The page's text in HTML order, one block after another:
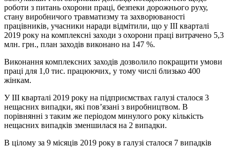
роботи з питань охорони праці, безпеки дорожнього руху,
стану виробничого травматизму та захворюваності
працівників, учасники наради відмітили, що у ІІІ кварталі
2019 року на комплексні заходи з охорони праці витрачено 5,3
млн. грн., план заходів виконано на 147 %.
Виконання комплексних заходів дозволило покращити умови
праці для 1,0 тис. працюючих, у тому числі близько 400
жінкам.
У ІІІ кварталі 2019 року на підприємствах галузі сталося 3
нещасних випадки, які пов’язані з виробництвом. В
порівнянні з таким же періодом минулого року кількість
нещасних випадків зменшилася на 2 випадки.
В цілому за 9 місяців 2019 року в галузі сталося 7 випадків